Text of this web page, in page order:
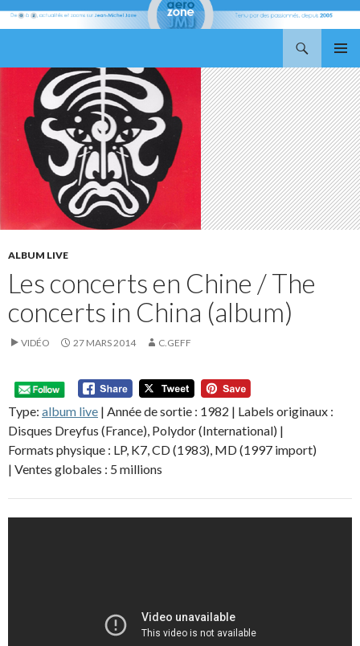
MENU
CONTENU
ALBUM LIVE
Les concerts en Chine / The
concerts in China (album)
VIDÉO 27 MARS 2014 C.GEFF
Type: album live | Année de sortie : 1982 | Labels originaux :
Disques Dreyfus (France), Polydor (International) |
Formats physique : LP, K7, CD (1983), MD (1997 import)
| Ventes globales : 5 millions